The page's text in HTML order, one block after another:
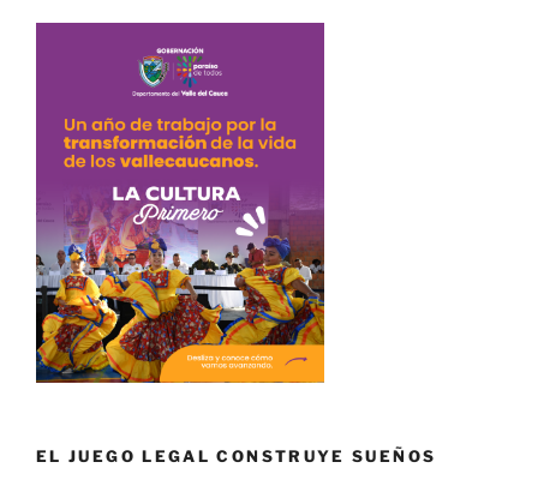
EL JUEGO LEGAL CONSTRUYE SUEÑOS